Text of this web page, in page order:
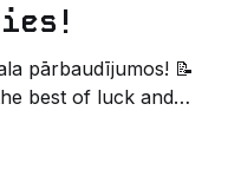
pārbaudījumos! 📝
best of luck and